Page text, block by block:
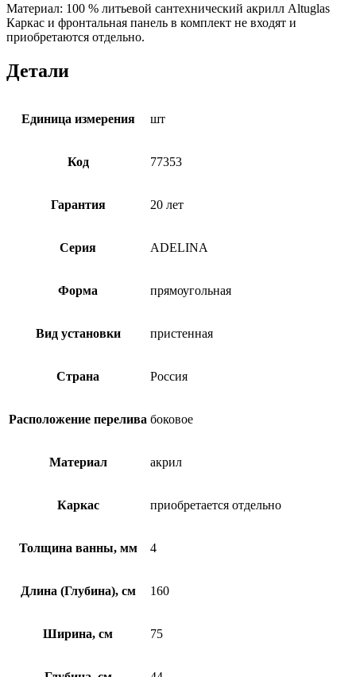
Материал: 100 % литьевой сантехнический акрилл Altuglas
Каркас и фронтальная панель в комплект не входят и
приобретаются отдельно.
Детали
Единица измерения шт
Код 77353
Гарантия 20 лет
Серия ADELINA
Форма прямоугольная
Вид установки пристенная
Страна Россия
Расположение перелива боковое
Материал акрил
Каркас приобретается отдельно
Толщина ванны, мм 4
Длина (Глубина), см 160
Ширина, см 75